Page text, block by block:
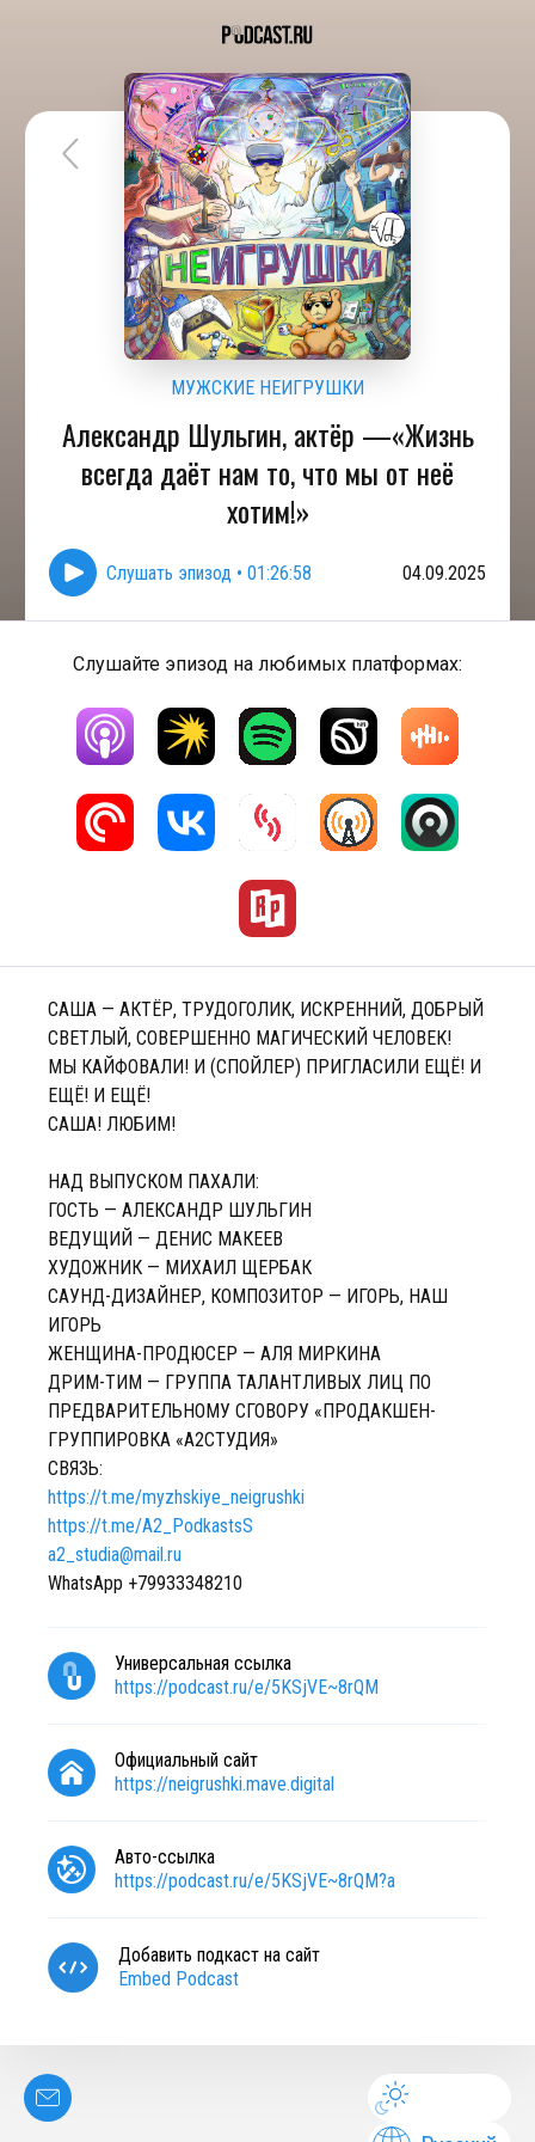
МУЖСКИЕ НЕИГРУШКИ
Александр Шульгин, актёр —«Жизнь
всегда даёт нам то, что мы от неё
хотим!»
Слушать эпизод • 01:26:58 04.09.2025
Слушайте эпизод на любимых платформах:
САША — АКТЁР, ТРУДОГОЛИК, ИСКРЕННИЙ, ДОБРЫЙ
СВЕТЛЫЙ, СОВЕРШЕННО МАГИЧЕСКИЙ ЧЕЛОВЕК!
МЫ КАЙФОВАЛИ! И (СПОЙЛЕР) ПРИГЛАСИЛИ ЕЩЁ! И
ЕЩЁ! И ЕЩЁ!
САША! ЛЮБИМ!
НАД ВЫПУСКОМ ПАХАЛИ:
ГОСТЬ — АЛЕКСАНДР ШУЛЬГИН
ВЕДУЩИЙ — ДЕНИС МАКЕЕВ
ХУДОЖНИК — МИХАИЛ ЩЕРБАК
САУНД-ДИЗАЙНЕР, КОМПОЗИТОР — ИГОРЬ, НАШ
ИГОРЬ
ЖЕНЩИНА-ПРОДЮСЕР — АЛЯ МИРКИНА
ДРИМ-ТИМ — ГРУППА ТАЛАНТЛИВЫХ ЛИЦ ПО
ПРЕДВАРИТЕЛЬНОМУ СГОВОРУ «ПРОДАКШЕН-
ГРУППИРОВКА «А2СТУДИЯ»
СВЯЗЬ:
https://t.me/myzhskiye_neigrushki
https://t.me/A2_PodkastsS
a2_studia@mail.ru
WhatsApp +79933348210
Универсальная ссылка
https://podcast.ru/e/5KSjVE~8rQM
Официальный сайт
https://neigrushki.mave.digital
Авто-ссылка
https://podcast.ru/e/5KSjVE~8rQM?a
Добавить подкаст на сайт
Embed Podcast